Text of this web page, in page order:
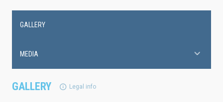
GALLERY Legal info
navigation
GALLERY
MEDIA